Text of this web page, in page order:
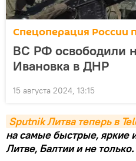
Спецоперация России
ВС РФ освободили
Ивановка в ДНР
15 августа 2024, 13:15
Sputnik Литва теперь в
на самые быстрые, яркие
Литве, Балтии и не только.